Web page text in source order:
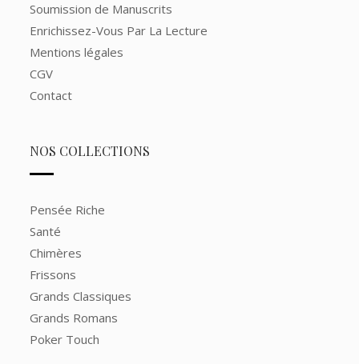
Soumission de Manuscrits
Enrichissez-Vous Par La Lecture
Mentions légales
CGV
Contact
NOS COLLECTIONS
Pensée Riche
Santé
Chimères
Frissons
Grands Classiques
Grands Romans
Poker Touch